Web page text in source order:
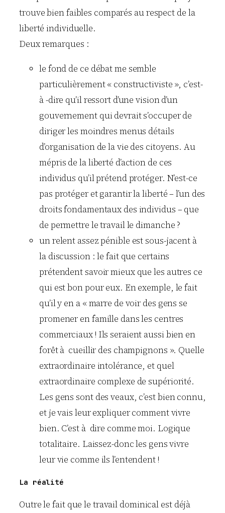
trouve bien faibles comparés au respect de la
liberté individuelle.
Deux remarques :
le fond de ce débat me semble
particulièrement « constructiviste », c’est-
à -dire qu’il ressort d’une vision d’un
gouvernement qui devrait s’occuper de
diriger les moindres menus détails
d’organisation de la vie des citoyens. Au
mépris de la liberté d’action de ces
individus qu’il prétend protéger. N’est-ce
pas protéger et garantir la liberté – l’un des
droits fondamentaux des individus – que
de permettre le travail le dimanche ?
un relent assez pénible est sous-jacent à
la discussion : le fait que certains
prétendent savoir mieux que les autres ce
qui est bon pour eux. En exemple, le fait
qu’il y en a « marre de voir des gens se
promener en famille dans les centres
commerciaux ! Ils seraient aussi bien en
forêt à cueillir des champignons ». Quelle
extraordinaire intolérance, et quel
extraordinaire complexe de supériorité.
Les gens sont des veaux, c’est bien connu,
et je vais leur expliquer comment vivre
bien. C’est à dire comme moi. Logique
totalitaire. Laissez-donc les gens vivre
leur vie comme ils l’entendent !
La réalité
Outre le fait que le travail dominical est déjà